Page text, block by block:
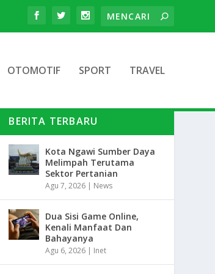
OTOMOTIF SPORT TRAVEL
BERITA TERBARU
Kota Ngawi Sumber Daya
Melimpah Terutama
Sektor Pertanian
Agu 7, 2026 | News
Dua Sisi Game Online,
Kenali Manfaat Dan
Bahayanya
Agu 6, 2026 | Inet